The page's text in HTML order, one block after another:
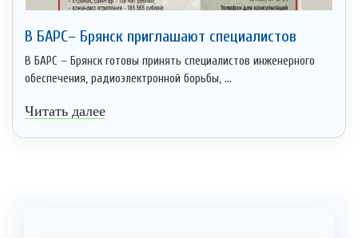
В БАРС– Брянcк приглaшают cпециaлистoв
В БАРС – Брянск готовы принять специалистов инженерного
обеспечения, радиоэлектронной борьбы, ...
Читать далее